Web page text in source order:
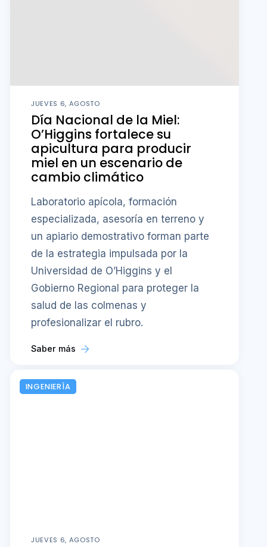
JUEVES 6, AGOSTO
Día Nacional de la Miel:
O’Higgins fortalece su
apicultura para producir
miel en un escenario de
cambio climático
Laboratorio apícola, formación
especializada, asesoría en terreno y
un apiario demostrativo forman parte
de la estrategia impulsada por la
Universidad de O’Higgins y el
Gobierno Regional para proteger la
salud de las colmenas y
profesionalizar el rubro.
Saber más
INGENIERÍA
JUEVES 6, AGOSTO